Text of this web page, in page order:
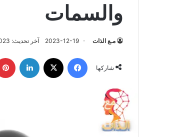
والسمات
مـع الذات 2023-12-19 آخر تحديث: 2023-12-19
شاركها
فيسبوك لينكدإن